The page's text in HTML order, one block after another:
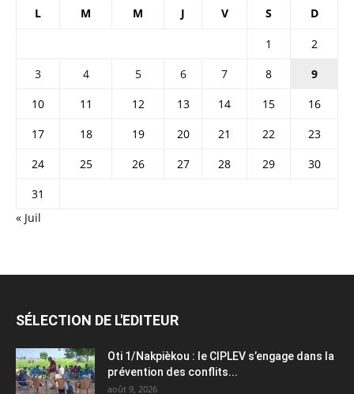
L M M J V S D
1
2
3
4 5 6 7 8
9
10
11 12 13 14 15
16
17
18 19 20 21 22
23
24
25 26 27 28 29
30
31
« Juil
SÉLECTION DE L'EDITEUR
Oti 1/Nakpièkou : le CIPLEV s’engage dans la
prévention des conflits...
août 9, 2026